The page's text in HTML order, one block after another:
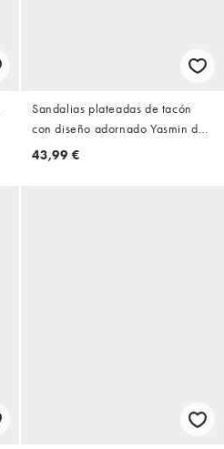
Sandalias plateadas de tacón
con diseño adornado Yasmin de
Simmi London
43,99 €